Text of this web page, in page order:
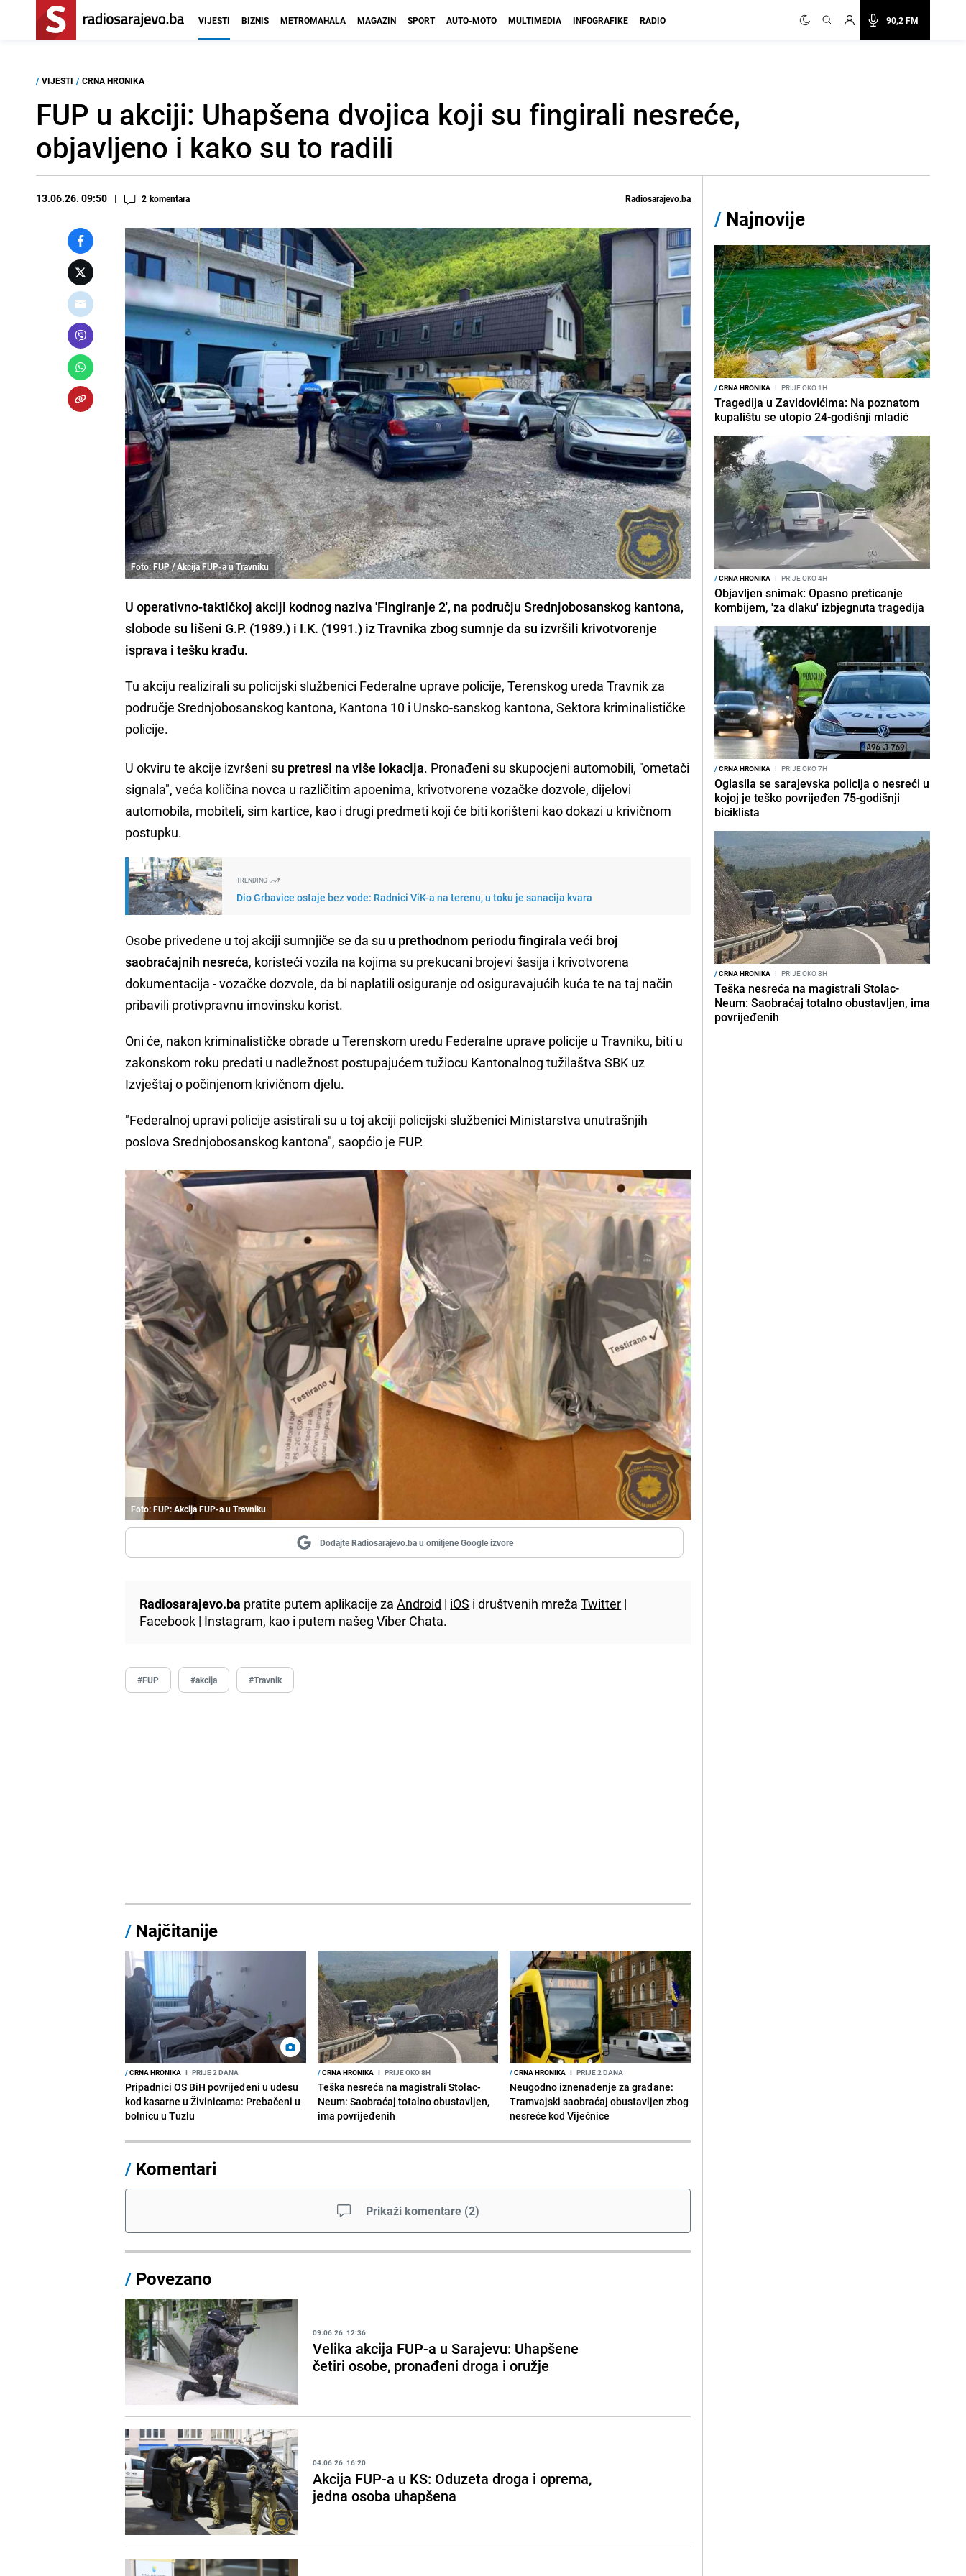
90,2 FM
VIJESTI BIZNIS METROMAHALA MAGAZIN SPORT AUTO-MOTO MULTIMEDIA INFOGRAFIKE RADIO
/ VIJESTI / CRNA HRONIKA
FUP u akciji: Uhapšena dvojica koji su fingirali nesreće,
objavljeno i kako su to radili
13.06.26. 09:50 2 komentara Radiosarajevo.ba
Foto: FUP / Akcija FUP-a u Travniku
U operativno-taktičkoj akciji kodnog naziva 'Fingiranje 2', na području Srednjobosanskog kantona,
slobode su lišeni G.P. (1989.) i I.K. (1991.) iz Travnika zbog sumnje da su izvršili krivotvorenje
isprava i tešku krađu.
Tu akciju realizirali su policijski službenici Federalne uprave policije, Terenskog ureda Travnik za
područje Srednjobosanskog kantona, Kantona 10 i Unsko-sanskog kantona, Sektora kriminalističke
policije.
U okviru te akcije izvršeni su pretresi na više lokacija. Pronađeni su skupocjeni automobili, "ometači
signala", veća količina novca u različitim apoenima, krivotvorene vozačke dozvole, dijelovi
automobila, mobiteli, sim kartice, kao i drugi predmeti koji će biti korišteni kao dokazi u krivičnom
postupku.
TRENDING
Dio Grbavice ostaje bez vode: Radnici ViK-a na terenu, u toku je sanacija kvara
Osobe privedene u toj akciji sumnjiče se da su u prethodnom periodu fingirala veći broj
saobraćajnih nesreća, koristeći vozila na kojima su prekucani brojevi šasija i krivotvorena
dokumentacija - vozačke dozvole, da bi naplatili osiguranje od osiguravajućih kuća te na taj način
pribavili protivpravnu imovinsku korist.
Oni će, nakon kriminalističke obrade u Terenskom uredu Federalne uprave policije u Travniku, biti u
zakonskom roku predati u nadležnost postupajućem tužiocu Kantonalnog tužilaštva SBK uz
Izvještaj o počinjenom krivičnom djelu.
"Federalnoj upravi policije asistirali su u toj akciji policijski službenici Ministarstva unutrašnjih
poslova Srednjobosanskog kantona", saopćio je FUP.
Foto: FUP: Akcija FUP-a u Travniku
Dodajte Radiosarajevo.ba u omiljene Google izvore
Radiosarajevo.ba pratite putem aplikacije zaAndroid | iOS i društvenih mrežaTwitter |
Facebook | Instagram, kao i putem našegViber Chata.
#FUP #akcija #Travnik
/ Najčitanije
/CRNA HRONIKA I PRIJE 2 DANA
Pripadnici OS BiH povrijeđeni u udesu
kod kasarne u Živinicama: Prebačeni u
bolnicu u Tuzlu
/CRNA HRONIKA I PRIJE OKO 8H
Teška nesreća na magistrali Stolac-
Neum: Saobraćaj totalno obustavljen,
ima povrijeđenih
/CRNA HRONIKA I PRIJE 2 DANA
Neugodno iznenađenje za građane:
Tramvajski saobraćaj obustavljen zbog
nesreće kod Vijećnice
/ Komentari
Prikaži komentare (2)
/ Povezano
09.06.26. 12:36
Velika akcija FUP-a u Sarajevu: Uhapšene
četiri osobe, pronađeni droga i oružje
04.06.26. 16:20
Akcija FUP-a u KS: Oduzeta droga i oprema,
jedna osoba uhapšena
/ Najnovije
/CRNA HRONIKA I PRIJE OKO 1H
Tragedija u Zavidovićima: Na poznatom
kupalištu se utopio 24-godišnji mladić
/CRNA HRONIKA I PRIJE OKO 4H
Objavljen snimak: Opasno preticanje
kombijem, 'za dlaku' izbjegnuta tragedija
/CRNA HRONIKA I PRIJE OKO 7H
Oglasila se sarajevska policija o nesreći u
kojoj je teško povrijeđen 75-godišnji
biciklista
/CRNA HRONIKA I PRIJE OKO 8H
Teška nesreća na magistrali Stolac-
Neum: Saobraćaj totalno obustavljen, ima
povrijeđenih